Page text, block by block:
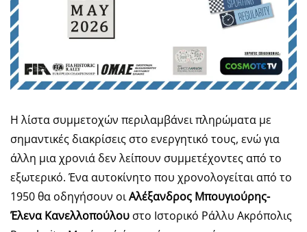
Η λίστα συμμετοχών περιλαμβάνει πληρώματα με
σημαντικές διακρίσεις στο ενεργητικό τους, ενώ για
άλλη μια χρονιά δεν λείπουν συμμετέχοντες από το
εξωτερικό. Ένα αυτοκίνητο που χρονολογείται από το
1950 θα οδηγήσουν οιΑλέξανδρος Μπουγιούρης-
Έλενα Κανελλοπούλου στο Ιστορικό Ράλλυ Ακρόπολις